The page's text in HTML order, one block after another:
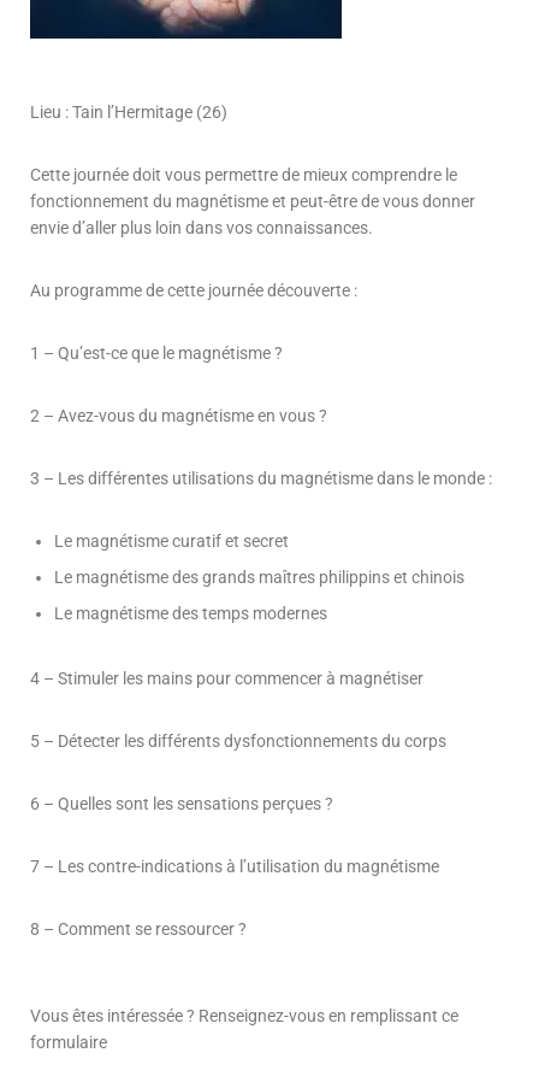
Lieu : Tain l’Hermitage (26)
Cette journée doit vous permettre de mieux comprendre le
fonctionnement du magnétisme et peut-être de vous donner
envie d’aller plus loin dans vos connaissances.
Au programme de cette journée découverte :
1 – Qu’est-ce que le magnétisme ?
2 – Avez-vous du magnétisme en vous ?
3 – Les différentes utilisations du magnétisme dans le monde :
Le magnétisme curatif et secret
Le magnétisme des grands maîtres philippins et chinois
Le magnétisme des temps modernes
4 – Stimuler les mains pour commencer à magnétiser
5 – Détecter les différents dysfonctionnements du corps
6 – Quelles sont les sensations perçues ?
7 – Les contre-indications à l’utilisation du magnétisme
8 – Comment se ressourcer ?
Vous êtes intéressée ? Renseignez-vous en remplissant ce
formulaire